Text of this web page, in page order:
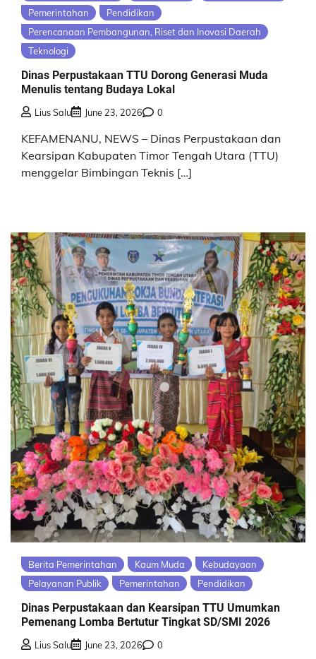
Pemerintahan
Pendidikan
Perencanaan Pembangunan, Riset dan Inovasi Daerah
Teknologi
Dinas Perpustakaan TTU Dorong Generasi Muda
Menulis tentang Budaya Lokal
Lius Salu June 23, 2026 0
KEFAMENANU, NEWS – Dinas Perpustakaan dan
Kearsipan Kabupaten Timor Tengah Utara (TTU)
menggelar Bimbingan Teknis […]
Berita Pemerintahan Kaum Muda
Kebudayaan
Pelayanan Publik
Pemerintahan Pendidikan
Dinas Perpustakaan dan Kearsipan TTU Umumkan
Pemenang Lomba Bertutur Tingkat SD/SMI 2026
Lius Salu June 23, 2026 0